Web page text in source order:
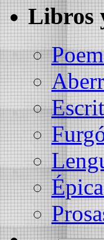
Libros